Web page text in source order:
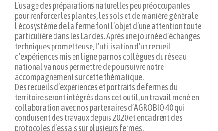
L’usage des préparations naturelles peu préoccupantes
pour renforcer les plantes, les sols et de manière générale
l’écosystème de la ferme font l’objet d’une attention toute
particulière dans les Landes. Après une journée d’échanges
techniques prometteuse, l’utilisation d’un recueil
d’expériences mis en ligne par nos collègues du réseau
national va nous permettre de poursuivre notre
accompagnement sur cette thématique.
Des recueils d’expériences et portraits de fermes du
territoire seront intégrés dans cet outil, un travail mené en
collaboration avec nos partenaires d’AGROBIO 40 qui
conduisent des travaux depuis 2020 et encadrent des
protocoles d’essais sur plusieurs fermes.